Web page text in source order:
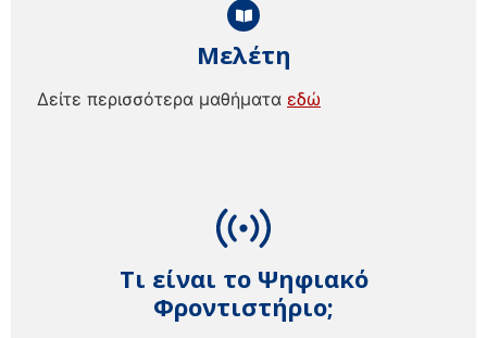
Τι είναι το Ψηφιακό
Φροντιστήριο;
Μελέτη
Δείτε περισσότερα μαθήματα εδώ